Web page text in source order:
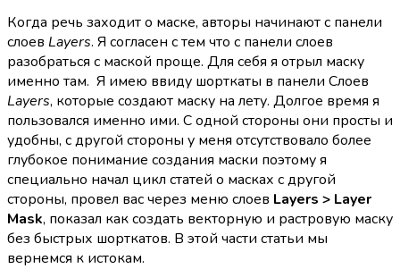
Когда речь заходит о маске, авторы начинают с панели
слоев Layers. Я согласен с тем что с панели слоев
разобраться с маской проще. Для себя я отрыл маску
именно там. Я имею ввиду шорткаты в панели Слоев
Layers, которые создают маску на лету. Долгое время я
пользовался именно ими. С одной стороны они просты и
удобны, с другой стороны у меня отсутствовало более
глубокое понимание создания маски поэтому я
специально начал цикл статей о масках с другой
стороны, провел вас через меню слоев Layers > Layer
Mask, показал как создать векторную и растровую маску
без быстрых шорткатов. В этой части статьи мы
вернемся к истокам.